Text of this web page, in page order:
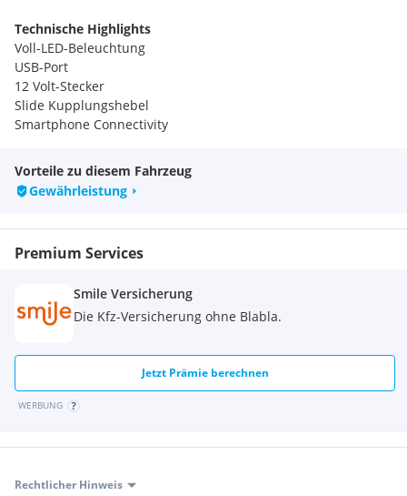
Technische Highlights
Voll-LED-Beleuchtung
USB-Port
12 Volt-Stecker
Slide Kupplungshebel
Smartphone Connectivity
Hauptständer
Sturzbügel
verschiedene Fahrmodi
-
Dreiteiliges Alu-Koffersystem um € 999,--
Gerne bieten wir Ihnen verschiedene Finanzierungsvarianten
an wie z.B.: monatliche Rate mit oder ohne Anzahlung oder
Drittelfinanzierung - schnell und unbürokratisch!
2 Jahre Werksgarantie
Aktion
Vorteile zu diesem Fahrzeug
Gewährleistung
Premium Services
Smile Versicherung
Die Kfz-Versicherung ohne Blabla.
Jetzt Prämie berechnen
WERBUNG
Rechtlicher Hinweis